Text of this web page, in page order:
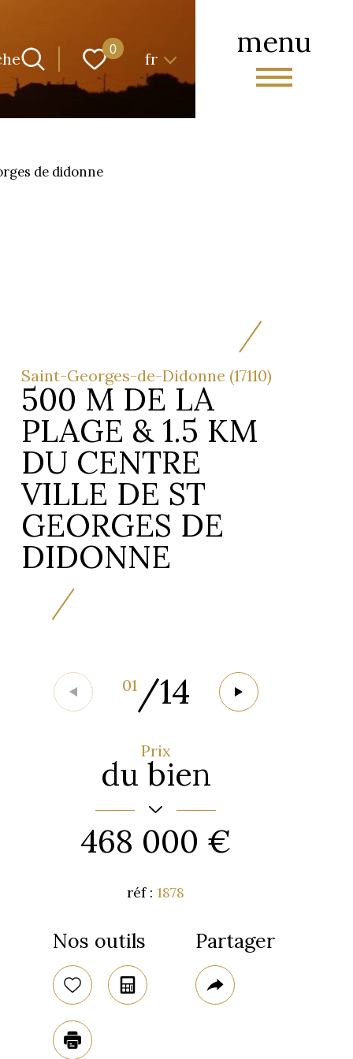
menu
0 Langue
fr
de didonne
Saint-Georges-de-Didonne (17110)
500 M DE LA
PLAGE & 1.5 KM
DU CENTRE
VILLE DE ST
GEORGES DE
DIDONNE
01/14
Prix
du bien
468 000 €
réf :1878
Plus d'infos
Code
17110
Nos outils
SélectionnerCalculatrice
Imprimer
Partager
Plus
de